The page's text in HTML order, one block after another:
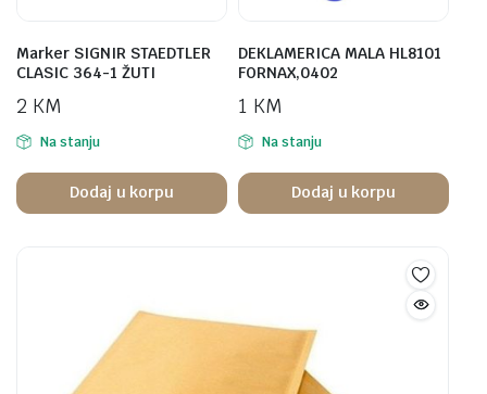
Marker SIGNIR STAEDTLER
CLASIC 364-1 ŽUTI
2 KM
Na stanju
Dodaj u korpu
DEKLAMERICA MALA HL8101
FORNAX,0402
1 KM
Na stanju
Dodaj u korpu